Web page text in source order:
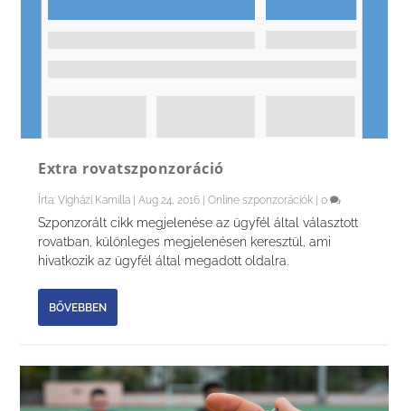
Extra rovatszponzoráció
Írta:Vigházi Kamilla |Aug 24, 2016 |Online szponzorációk |0
Szponzorált cikk megjelenése az ügyfél által választott
rovatban, különleges megjelenésen keresztül, ami
hivatkozik az ügyfél által megadott oldalra.
BŐVEBBEN